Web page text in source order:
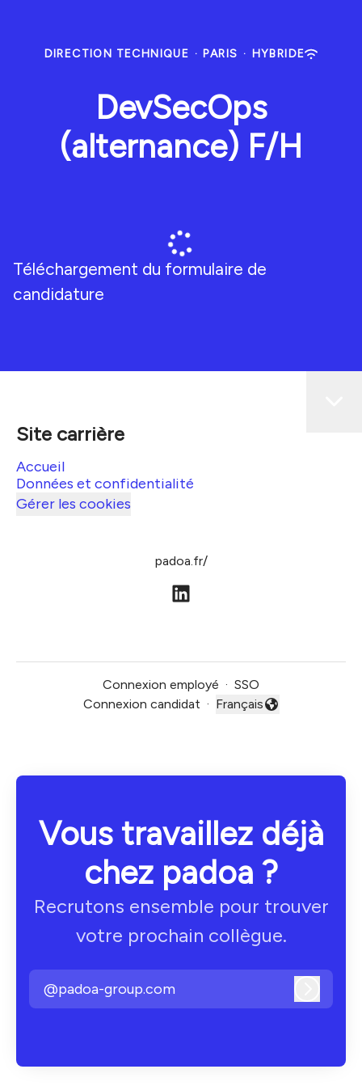
DIRECTION TECHNIQUE · PARIS · HYBRIDE
DevSecOps
(alternance) F/H
Téléchargement du formulaire de
candidature
Site carrière
Accueil
Données et confidentialité
Gérer les cookies
padoa.fr/
Connexion employé · SSO
Connexion candidat ·
Changer la langue
Français
Vous travaillez déjà
chez padoa ?
Recrutons ensemble pour trouver
votre prochain collègue.
@padoa-group.com